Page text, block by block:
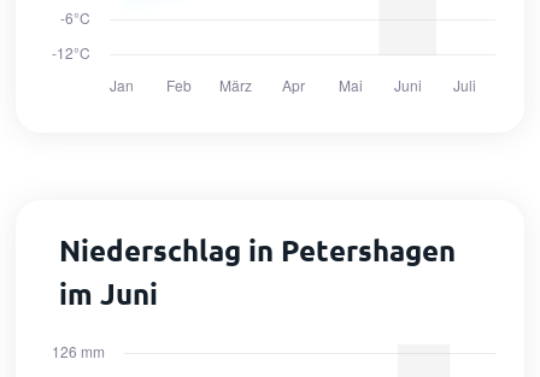
Niederschlag in Petershagen
im Juni